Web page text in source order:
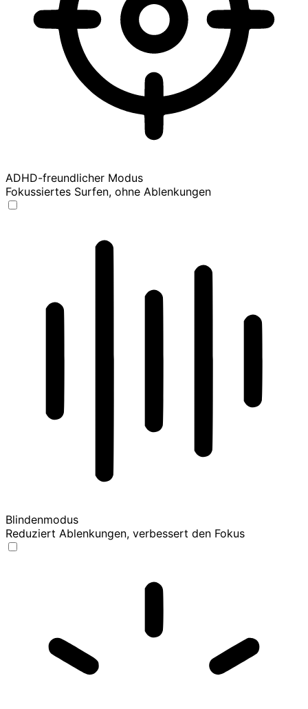
ADHD-freundlicher Modus
Fokussiertes Surfen, ohne Ablenkungen
Blindenmodus
Reduziert Ablenkungen, verbessert den Fokus